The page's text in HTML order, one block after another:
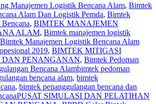
Manajemen Logistik Bencana Alam, Bimtek
Alam Dan Logistik Pemda, Bimtek
, BIMTEK MANAJEMEN
ALAM, Bimtek manajemen logistik
Bimtek Manajemen Logistik Bencana Alam
2019, BIMTEK MITIGASI
PENANGANAN, Bimtek Pedoman
Bencana Alambimtek pedoman
bencana alam, bimtek
, bimtek penanggulangan bencana dan
SIMULASI DAN PELATIHAN